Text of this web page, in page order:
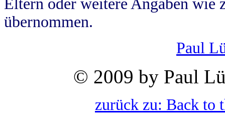
Eltern oder weitere Angaben wie
übernommen.
Paul
© 2009 by Paul
zurück zu: Back to